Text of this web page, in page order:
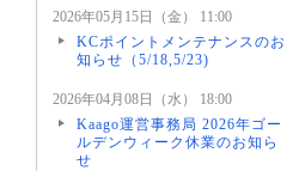
2026年05月15日（金） 11:00
KCポイントメンテナンスのお
知らせ（5/18,5/23)
2026年04月08日（水） 18:00
Kaago運営事務局 2026年ゴー
ルデンウィーク休業のお知ら
せ